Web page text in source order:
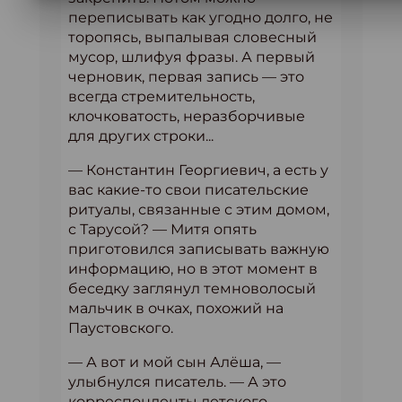
переписывать как угодно долго, не
торопясь, выпалывая словесный
мусор, шлифуя фразы. А первый
черновик, первая запись — это
всегда стремительность,
клочковатость, неразборчивые
для других строки...
— Константин Георгиевич, а есть у
вас какие-то свои писательские
ритуалы, связанные с этим домом,
с Тарусой? — Митя опять
приготовился записывать важную
информацию, но в этот момент в
беседку заглянул темноволосый
мальчик в очках, похожий на
Паустовского.
— А вот и мой сын Алёша, —
улыбнулся писатель. — А это